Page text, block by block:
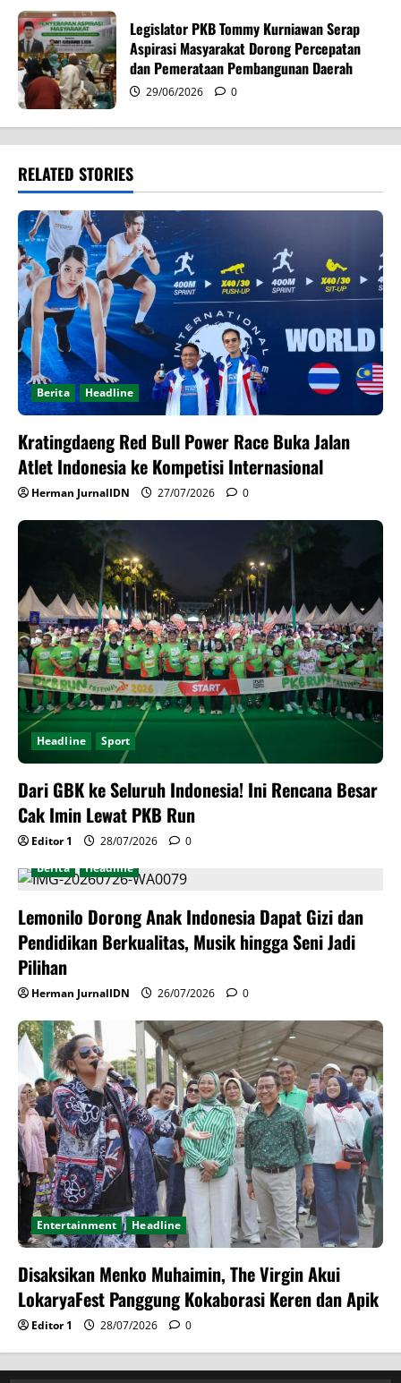
Legislator PKB Tommy Kurniawan Serap
Aspirasi Masyarakat Dorong Percepatan
dan Pemerataan Pembangunan Daerah
29/06/2026 0
RELATED STORIES
Berita Headline
Kratingdaeng Red Bull Power Race Buka Jalan
Atlet Indonesia ke Kompetisi Internasional
Herman JurnalIDN 27/07/2026 0
Headline Sport
Dari GBK ke Seluruh Indonesia! Ini Rencana Besar
Cak Imin Lewat PKB Run
Editor 1 28/07/2026
0
Berita
Headline
Lemonilo Dorong Anak Indonesia Dapat Gizi dan
Pendidikan Berkualitas, Musik hingga Seni Jadi
Pilihan
Herman JurnalIDN 26/07/2026 0
Entertainment Headline
Disaksikan Menko Muhaimin, The Virgin Akui
LokaryaFest Panggung Kokaborasi Keren dan Apik
Editor 1 28/07/2026 0